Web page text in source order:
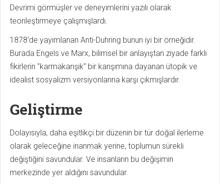
Devrimi görmüşler ve deneyimlerini yazılı olarak
teorileştirmeye çalışmışlardı.
1878'de yayımlanan Anti-Duhring bunun iyi bir örneğidir.
Burada Engels ve Marx, bilimsel bir anlayıştan ziyade farklı
fikirlerin "karmakarışık" bir karışımına dayanan ütopik ve
idealist sosyalizm versiyonlarına karşı çıkmışlardır.
Geliştirme
Dolayısıyla, daha eşitlikçi bir düzenin bir tür doğal ilerleme
olarak geleceğine inanmak yerine, toplumun sürekli
değiştiğini savundular. Ve insanların bu değişimin
merkezinde yer aldığını savundular.